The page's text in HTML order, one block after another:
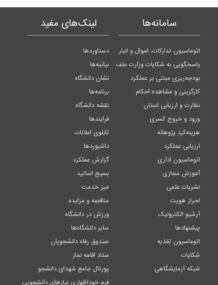
سامانه‌ها
اتوماسیون تدارکات، اموال و انبار
پاسخگویی به شکایات وزارت عتف
بودجه‌ریزی مبتنی بر عملکرد
کارگزینی و مشاهده احکام
نظارت و ارزیابی استان
ورود و خروج کسری
هزینه‌کرد پژوهانه
ارزیابی عملکرد
اتوماسیون اداری
آموزش مجازی
نشریات علمی
احراز هویت
آرشیو الکترونیک
پیشنهادها
اتوماسیون تغذیه
شکایات
شبکه آزمایشگاهی
لینک‌های مفید
دستاوردها
بیانیه‌ها
نشان دانشگاه
برنامه‌ها
نقشه دانشگاه
فرایندها
تابلوی اعلانات
داشبوردها
گزارش عملکرد
بسیج اساتید
میز خدمت
مناقصه و مزایده
ورزش در دانشگاه
سایر دانشگاه‌ها
صندوق رفاه دانشجویان
ستاد اقامه نماز
پورتال جامع شهدای دانشجو
فرم خوداظهاری نیازهای دانشجویی